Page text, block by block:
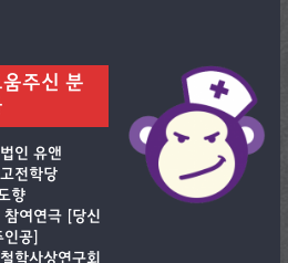
주신 분
인 유앤
전학당
향
참여연극 [당신
인공]
학사상연구회